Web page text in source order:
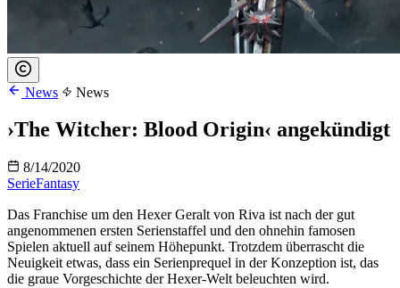
News News
›The Witcher: Blood Origin‹ angekündigt
8/14/2020
SerieFantasy
Das Franchise um den Hexer Geralt von Riva ist nach der gut
angenommenen ersten Serienstaffel und den ohnehin famosen
Spielen aktuell auf seinem Höhepunkt. Trotzdem überrascht die
Neuigkeit etwas, dass ein Serienprequel in der Konzeption ist, das
die graue Vorgeschichte der Hexer-Welt beleuchten wird.